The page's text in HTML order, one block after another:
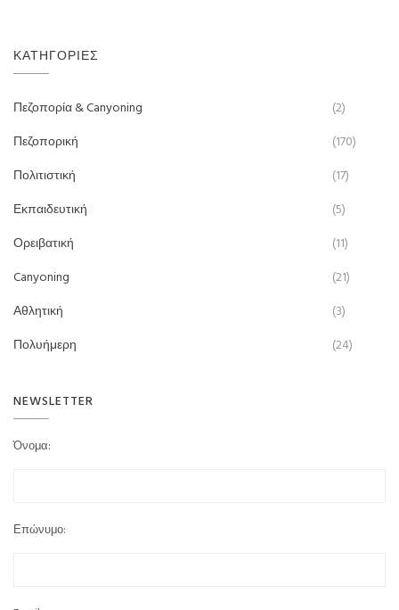
ΚΑΤΗΓΟΡΊΕΣ
Πεζοπορία & Canyoning
(2)
Πεζοπορική
(170)
Πολιτιστική
(17)
Εκπαιδευτική
(5)
Ορειβατική
(11)
Canyoning
(21)
Αθλητική
(3)
Πολυήμερη
(24)
NEWSLETTER
Όνομα:
Επώνυμο: